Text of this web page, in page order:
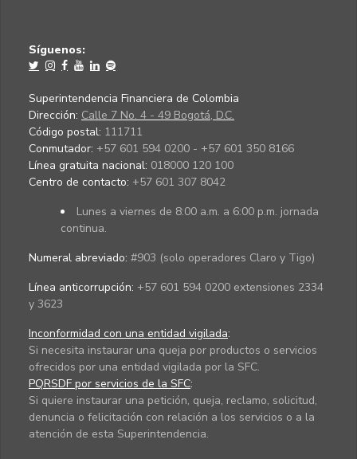
Síguenos:
Superintendencia Financiera de Colombia
Dirección: Calle 7 No. 4 - 49 Bogotá, D.C.
Código postal: 111711
Conmutador: +57 601 594 0200 - +57 601 350 8166
Línea gratuita nacional: 018000 120 100
Centro de contacto: +57 601 307 8042
Lunes a viernes de 8:00 a.m. a 6:00 p.m. jornada
continua.
Numeral abreviado: #903 (solo operadores Claro y Tigo)
Línea anticorrupción: +57 601 594 0200 extensiones 2334
y 3623
Inconformidad con una entidad vigilada:
Si necesita instaurar una queja por productos o servicios
ofrecidos por una entidad vigilada por la SFC.
PQRSDF por servicios de la SFC:
Si quiere instaurar una petición, queja, reclamo, solicitud,
denuncia o felicitación con relación a los servicios o a la
atención de esta Superintendencia.